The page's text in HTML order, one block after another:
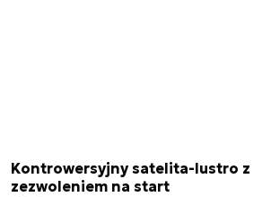
Kontrowersyjny satelita-lustro z
zezwoleniem na start